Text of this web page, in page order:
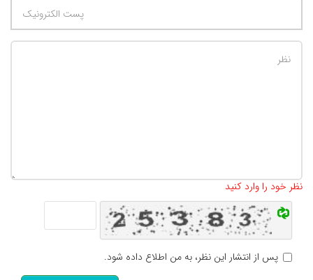
نظر خود را وارد کنید
پس از انتشار این نظر، به من اطلاع داده شود.